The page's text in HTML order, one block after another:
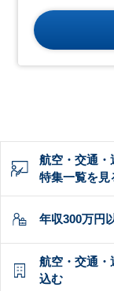
航空・交通・
特集一覧を見
年収300万円
航空・交通・
込む